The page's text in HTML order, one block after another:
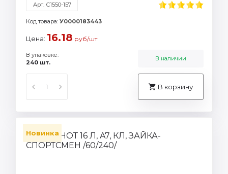
Арт. С1550-157
Код товара: У0000183443
Цена: 16.18 руб/шт
В упаковке:
240 шт.
В наличии
В корзину
Новинка